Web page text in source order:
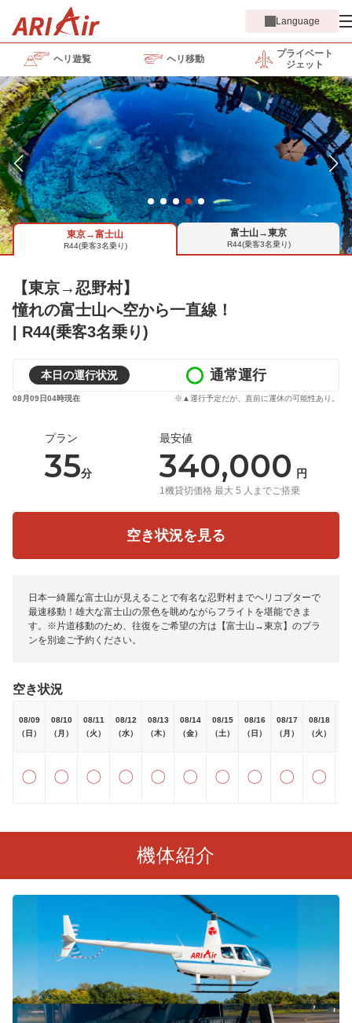
Language
ヘリ遊覧 ヘリ移動
プライベート
ジェット
東京→富士山
R44(乗客3名乗り)
富士山→東京
R44(乗客3名乗り)
【東京→忍野村】
憧れの富士山へ空から一直線！
| R44(乗客3名乗り)
本日の運行状況 通常運行
08月09日04時現在 ※▲運行予定だが、直前に運休の可能性あり。
日本一綺麗な富士山が見えることで有名な忍野村までヘリコプターで
最速移動！雄大な富士山の景色を眺めながらフライトを堪能できま
す。※片道移動のため、往復をご希望の方は【富士山→東京】のプラ
ンを別途ご予約ください。
空き状況
08/09
（日）
08/10
（月）
08/11
（火）
08/12
（水）
08/13
（木）
08/14
（金）
08/15
（土）
08/16
（日）
08/17
（月）
08/18
（火）
〇 〇 〇 〇 〇 〇 〇 〇 〇 〇
プラン
35分
最安値
340,000 円
1機貸切価格 最大 5 人までご搭乗
空き状況を見る
機体紹介